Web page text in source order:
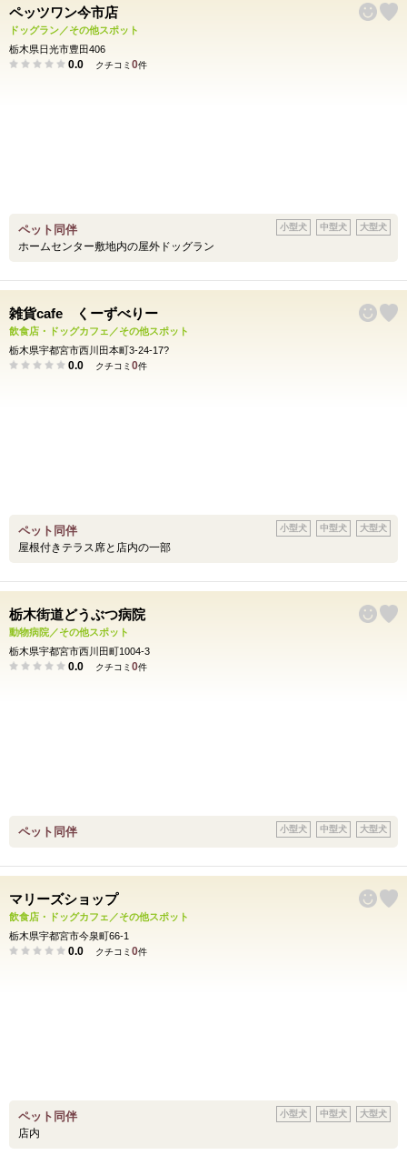
ペッツワン今市店
ドッグラン／その他スポット
栃木県日光市豊田406
0.0 クチコミ 0件
ペット同伴
ホームセンター敷地内の屋外ドッグラン
小型犬 中型犬 大型犬
雑貨cafe くーずべりー
飲食店・ドッグカフェ／その他スポット
栃木県宇都宮市西川田本町3-24-17?
0.0 クチコミ 0件
ペット同伴
屋根付きテラス席と店内の一部
小型犬 中型犬 大型犬
栃木街道どうぶつ病院
動物病院／その他スポット
栃木県宇都宮市西川田町1004-3
0.0 クチコミ 0件
ペット同伴 小型犬 中型犬 大型犬
マリーズショップ
飲食店・ドッグカフェ／その他スポット
栃木県宇都宮市今泉町66-1
0.0 クチコミ 0件
ペット同伴
店内
小型犬 中型犬 大型犬